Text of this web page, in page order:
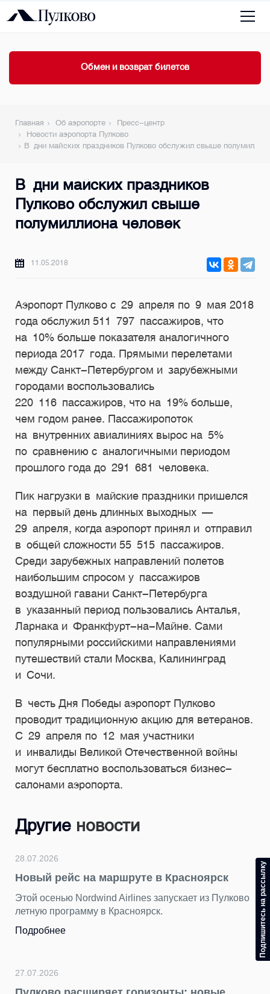
Обмен и возврат билетов
Главная Об аэропорте
Пресс-центр
Новости аэропорта Пулково
В дни майских праздников Пулково обслужил свыше
В дни майских праздников
Пулково обслужил свыше
полумиллиона человек
11.05.2018
Аэропорт Пулково с 29 апреля по 9 мая 2018
года обслужил 511 797 пассажиров, что
на 10% больше показателя аналогичного
периода 2017 года. Прямыми перелетами
между Санкт-Петербургом и зарубежными
городами воспользовались
220 116 пассажиров, что на 19% больше,
чем годом ранее. Пассажиропоток
на внутренних авиалиниях вырос на 5%
по сравнению с аналогичными периодом
прошлого года до 291 681 человека.
Пик нагрузки в майские праздники пришелся
на первый день длинных выходных —
29 апреля, когда аэропорт принял и отправил
в общей сложности 55 515 пассажиров.
Среди зарубежных направлений полетов
наибольшим спросом у пассажиров
воздушной гавани Санкт-Петербурга
в указанный период пользовались Анталья,
Ларнака и Франкфурт-на-Майне. Сами
популярными российскими направлениями
путешествий стали Москва, Калининград
и Сочи.
В честь Дня Победы аэропорт Пулково
проводит традиционную акцию для ветеранов.
С 29 апреля по 12 мая участники
и инвалиды Великой Отечественной войны
могут бесплатно воспользоваться бизнес-
салонами аэропорта.
Другие новости
28.07.2026
Новый рейс на маршруте в Красноярск
Этой осенью Nordwind Airlines запускает из Пулково
летную программу в Красноярск.
Подробнее
27.07.2026
Подпишитесь на рассылку